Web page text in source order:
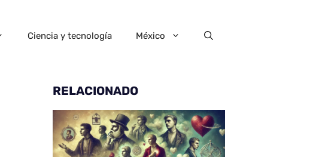
Ciencia y tecnología México
RELACIONADO